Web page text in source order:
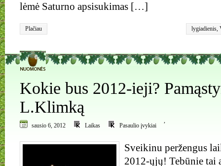
lėmė Saturno apsisukimas […]
Plačiau lygiadienis,
0
Kokie bus 2012-ieji?
L.Klimką
sausio 6, 2012 Laikas
,
Pasaulio įvykiai
Sveikinu peržengus
2012-ųjų! Tebūnie tai